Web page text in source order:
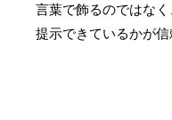
言葉で飾るのではな
提示できているかが信